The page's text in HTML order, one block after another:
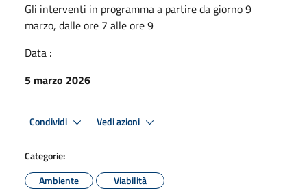
Gli interventi in programma a partire da giorno 9
marzo, dalle ore 7 alle ore 9
Data :
5 marzo 2026
Condividi Vedi azioni
Categorie:
Ambiente
Viabilità